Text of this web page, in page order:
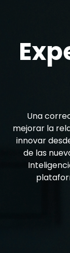
Una
mejorar la
innovar
de las